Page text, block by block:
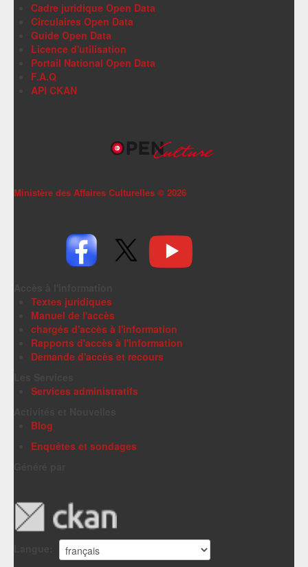
Cadre juridique Open Data
Circulaires Open Data
Guide Open Data
Licence d'utilisation
Portail National Open Data
F.A.Q
API CKAN
Ministère des Affaires Culturelles © 2026
Textes juridiques
Manuel de l'accès
chargés d'accès à l'information
Rapports d'accès à l'information
Demande d'accès et recours
Services administratifs
Blog
Enquêtes et sondages